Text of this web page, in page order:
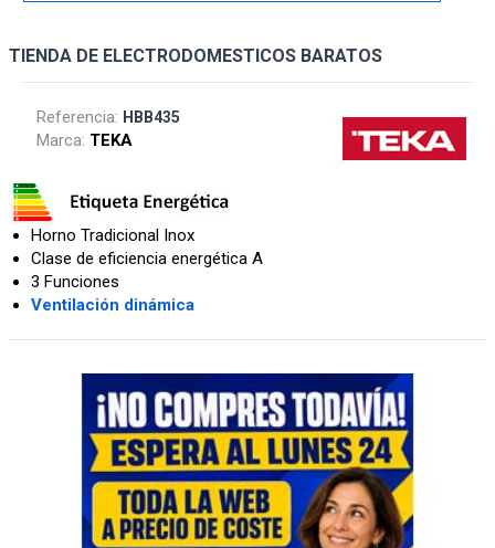
TIENDA DE ELECTRODOMESTICOS BARATOS
Referencia: HBB435
Marca: TEKA
Horno Tradicional Inox
Clase de eficiencia energética A
3 Funciones
Ventilación dinámica